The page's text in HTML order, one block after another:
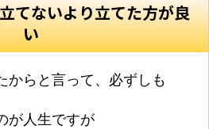
てないより立てた方が良
い
からと言って、必ずしも
が人生ですが